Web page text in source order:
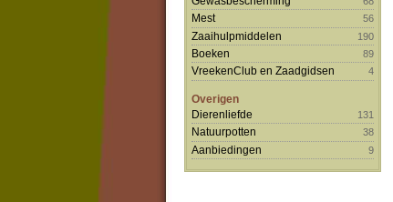
Mest 56
Zaaihulpmiddelen 190
Boeken 89
VreekenClub en Zaadgidsen 4
Overigen
Dierenliefde
131
Natuurpotten 38
Aanbiedingen 9